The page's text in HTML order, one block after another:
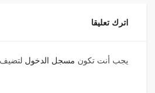
اترك تعليقا
يجب أنت تكون مسجل الدخول لتضيف